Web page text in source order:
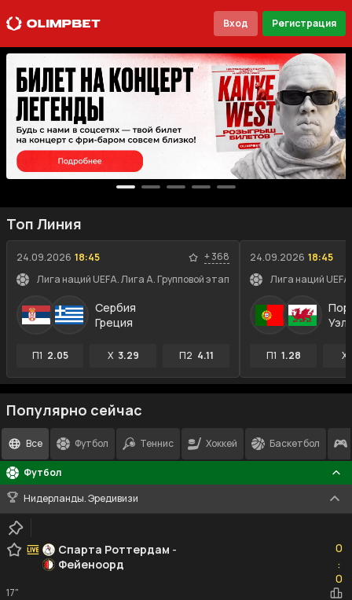
Вход Регистрация
Топ Линия
24.09.2026 18:45 +368
Лига наций UEFA. Лига A. Групповой этап
Сербия
Греция
П1 2.05 X 3.29 П2 4.11
24.09.2026 18:45
Лига наций
П1 1.28 X
Популярно сейчас
Все Футбол Теннис Хоккей Баскетбол
Футбол
Нидерланды. Эредивизи
Спарта Роттердам -
Фейеноорд
0
:0
0
17"